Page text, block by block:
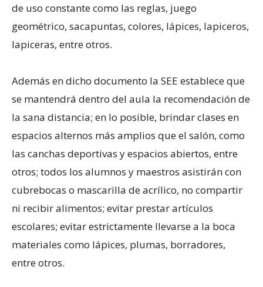
de uso constante como las reglas, juego
geométrico, sacapuntas, colores, lápices, lapiceros,
lapiceras, entre otros.
Además en dicho documento la SEE establece que
se mantendrá dentro del aula la recomendación de
la sana distancia; en lo posible, brindar clases en
espacios alternos más amplios que el salón, como
las canchas deportivas y espacios abiertos, entre
otros; todos los alumnos y maestros asistirán con
cubrebocas o mascarilla de acrílico, no compartir
ni recibir alimentos; evitar prestar artículos
escolares; evitar estrictamente llevarse a la boca
materiales como lápices, plumas, borradores,
entre otros.